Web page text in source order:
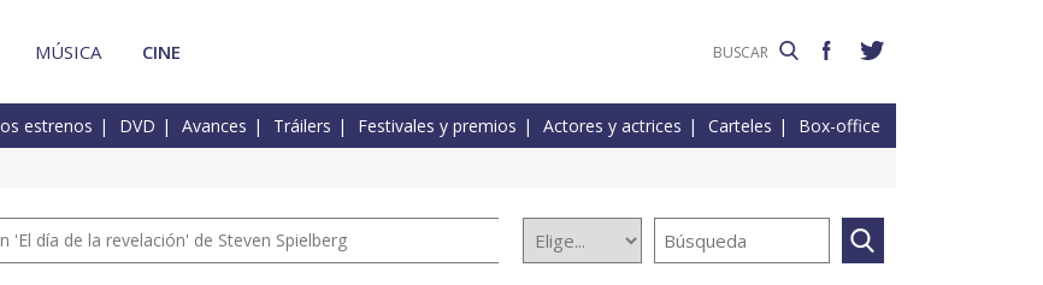
MÚSICA CINE
estrenos DVD Avances Tráilers Festivales y premios Actores y actrices Carteles Box-office
'El día de la revelación' de Steven Spielberg